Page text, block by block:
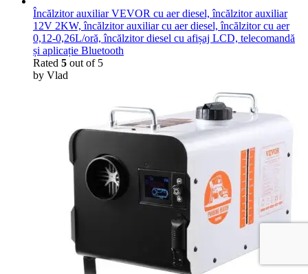
Încălzitor auxiliar VEVOR cu aer diesel, încălzitor auxiliar
12V 2KW, încălzitor auxiliar cu aer diesel, încălzitor cu aer
0,12-0,26L/oră, încălzitor diesel cu afișaj LCD, telecomandă
și aplicație Bluetooth
Rated 5 out of 5
by Vlad